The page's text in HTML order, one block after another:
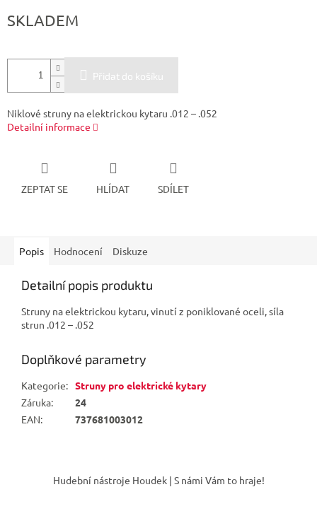
cena:
SKLADEM
Přidat do košíku
Niklové struny na elektrickou kytaru .012 – .052
Detailní informace
ZEPTAT SE HLÍDAT SDÍLET
Popis Hodnocení Diskuze
Detailní popis produktu
Struny na elektrickou kytaru, vinutí z poniklované oceli, síla
strun .012 – .052
Doplňkové parametry
Kategorie: Struny pro elektrické kytary
Záruka:
24
EAN: 737681003012
Hudební nástroje Houdek | S námi Vám to hraje!